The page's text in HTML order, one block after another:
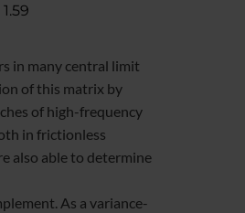
in many central limit
of this matrix by
of high-frequency
in frictionless
also able to determine
As a variance-